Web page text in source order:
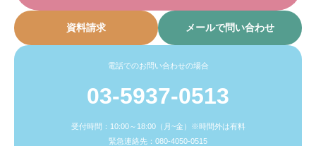
資料請求 メールで問い合わせ
電話でのお問い合わせの場合
03-5937-0513
受付時間：10:00～18:00（月~金）※時間外は有料
緊急連絡先：080-4050-0515